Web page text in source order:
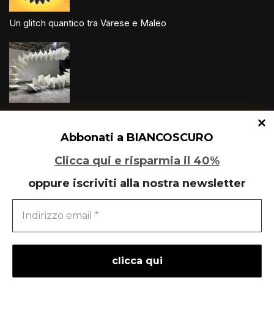
Abbonati a BIANCOSCURO
Clicca qui e risparmia il 40%
oppure iscriviti alla nostra newsletter
Un glitch quantico tra Varese e Maleo
Speciale Art Basel 2026
liberementi
- idee per la comunicazione
Neve| Powered byWordPress